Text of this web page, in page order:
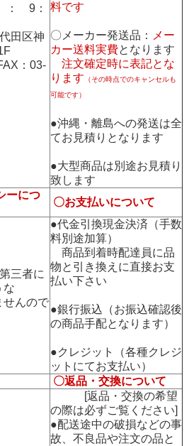
： 9：
田区神
：03-
料です
〇メーカー発送品：
メー
カー送料実費となります
注文確定時に表記とな
ります （その時点でのキャンセルも
可能です）
●沖縄・離島への発送は全
てお見積りとなります
●大型商品は別途お見積り
致します
ーにつ
〇お支払いについて
三者に
な
んので
●代金引換現金決済（手数
料別途加算）
商品到着時配達員に品
物と引き換えに直接お支
払い下さい
●銀行振込（お振込確認後
の商品手配となります）
●クレジット（各種クレジ
ットにてお支払い）
〇返品・交換について
[返品・交換の希望
の際は必ずご覧ください]
●配送途中の破損などの事
故、不良品や注文の品と